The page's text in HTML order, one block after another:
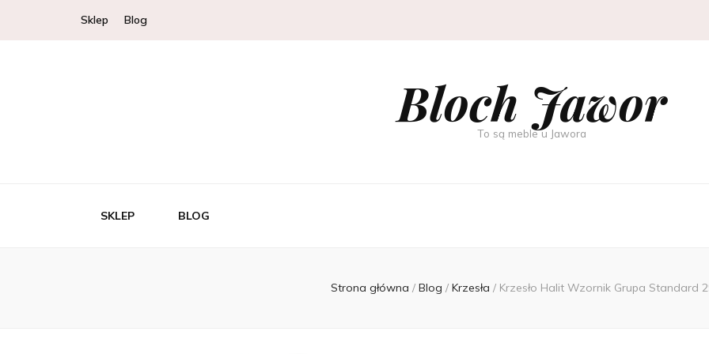
Sklep Blog
Bloch Jawor
To są meble u Jawora
SKLEP BLOG
Strona główna / Blog / Krzesła / Krzesło Halit Wzornik Grupa Standard